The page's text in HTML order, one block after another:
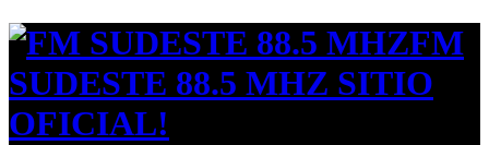
FM
SUDESTE 88.5 MHZ SITIO
OFICIAL!